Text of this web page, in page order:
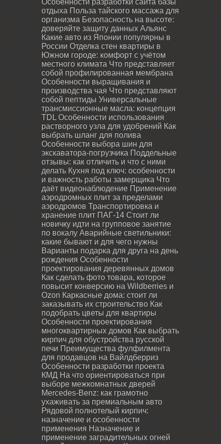
отдыха Польза тайского массажа для
организма Безопасность на высоте:
доверяйте защиту данных Альянс
Какие авто из Японии популярны в
России Отделка стен квартиры в
Южном городе: комфорт с учётом
местного климата Что представляет
собой профилированная мембрана
Особенности выращивания и
производства чая Что представляют
собой пептиды Универсальные
трансмиссионные масла: концепция
TDL Особенности использования
растворного узла для удобрений Как
выбрать шланг для полива
Особенности выбора шин для
экскаватора-погрузчика Поддельные
отзывы: как отличить и что с ними
делать Кухня под ключ: особенности
и важность работы замерщика Что
даёт видеонаблюдение Применение
аэродромных плит за пределами
аэродромов Транспортировка и
хранение плит ПАГ-14 Стоит ли
новичку идти на групповое занятие
по вокалу Аварийные светильники:
какие бывают и для чего нужны
Варианты подарка для друга на день
рождения Особенности
проектирования деревянных домов
Как сделать фото товара, которое
повысит конверсию на Wildberries и
Ozon Каркасные дома: стоит ли
заказывать их строительство Как
подобрать цветы для квартиры
Особенности проектирования
многоквартирных домов Как выбрать
кирпич для обустройства русской
печи Преимущества фулфилмента
для продавцов на Вайлдберриз
Особенности разработки проекта
КМД На что ориентироваться при
выборе межкомнатных дверей
Mercedes-Benz: как грамотно
ухаживать за премиальным авто
Рядовой полнотелый кирпич:
назначение и особенности
применения Назначение и
применение заградительных огней